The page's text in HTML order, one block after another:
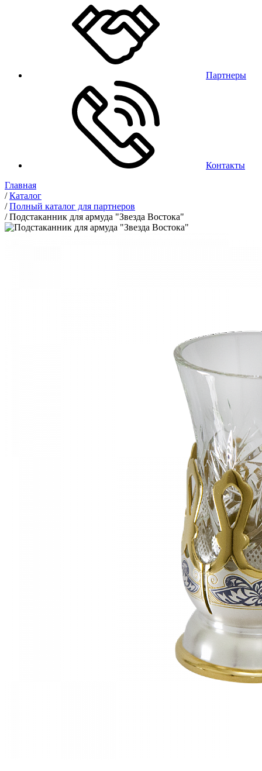
Партнеры
Контакты
Главная
/Каталог
/Полный каталог для партнеров
/Подстаканник для армуда "Звезда Востока"